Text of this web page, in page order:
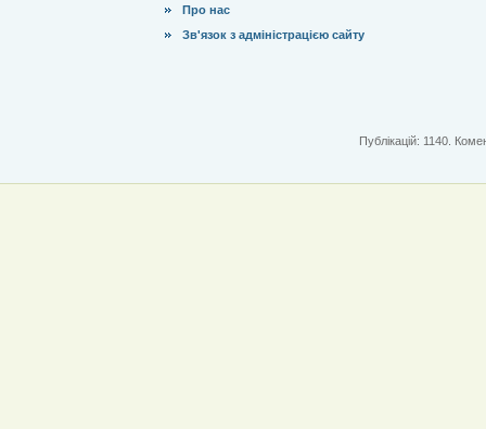
Про нас
Зв'язок з адміністрацією сайту
Публікацій: 1140.